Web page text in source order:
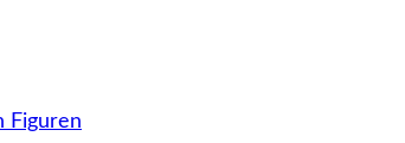
Figuren